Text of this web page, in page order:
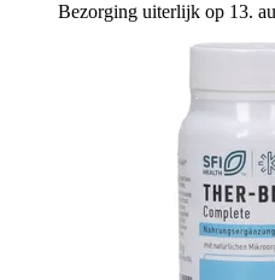
Bezorging uiterlijk op 13.